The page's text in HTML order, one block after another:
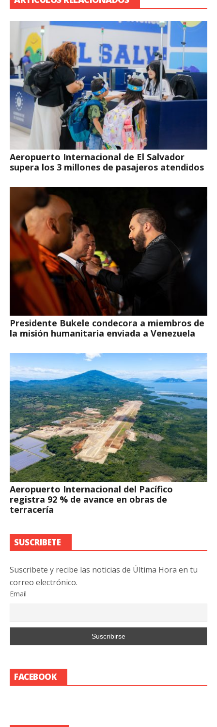
Aeropuerto Internacional de El Salvador
supera los 3 millones de pasajeros atendidos
Presidente Bukele condecora a miembros de
la misión humanitaria enviada a Venezuela
Aeropuerto Internacional del Pacífico
registra 92 % de avance en obras de
terracería
SUSCRIBETE
Suscribete y recibe las noticias de Última Hora en tu
correo electrónico.
Email
FACEBOOK